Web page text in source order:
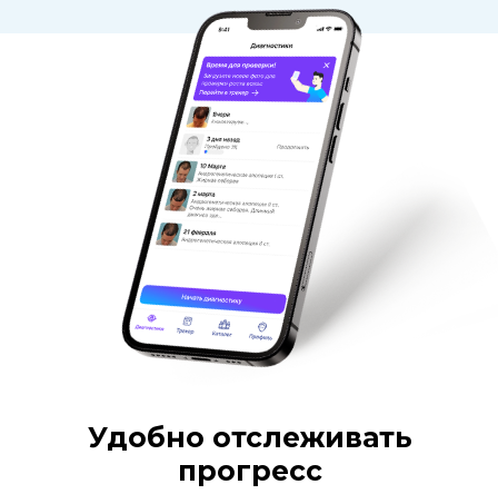
Удобно отслеживать
прогресс